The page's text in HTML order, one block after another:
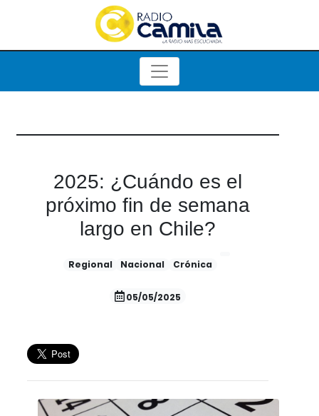
2025: ¿Cuándo es el
próximo fin de semana
largo en Chile?
Regional Nacional Crónica
05/05/2025